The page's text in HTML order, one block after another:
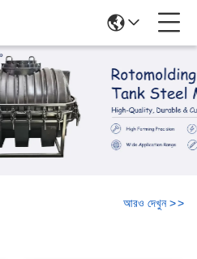
আরও দেখুন>>